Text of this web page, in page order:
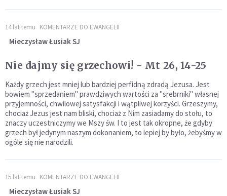
14 lat temu KOMENTARZE DO EWANGELII
Mieczysław Łusiak SJ
Nie dajmy się grzechowi! - Mt 26, 14-25
Każdy grzech jest mniej lub bardziej perfidną zdradą Jezusa. Jest
bowiem "sprzedaniem" prawdziwych wartości za "srebrniki" własnej
przyjemności, chwilowej satysfakcji i wątpliwej korzyści. Grzeszymy,
chociaż Jezus jest nam bliski, chociaż z Nim zasiadamy do stołu, to
znaczy uczestniczymy we Mszy św. I to jest tak okropne, że gdyby
grzech był jedynym naszym dokonaniem, to lepiej by było, żebyśmy w
ogóle się nie narodzili.
15 lat temu KOMENTARZE DO EWANGELII
Mieczysław Łusiak SJ